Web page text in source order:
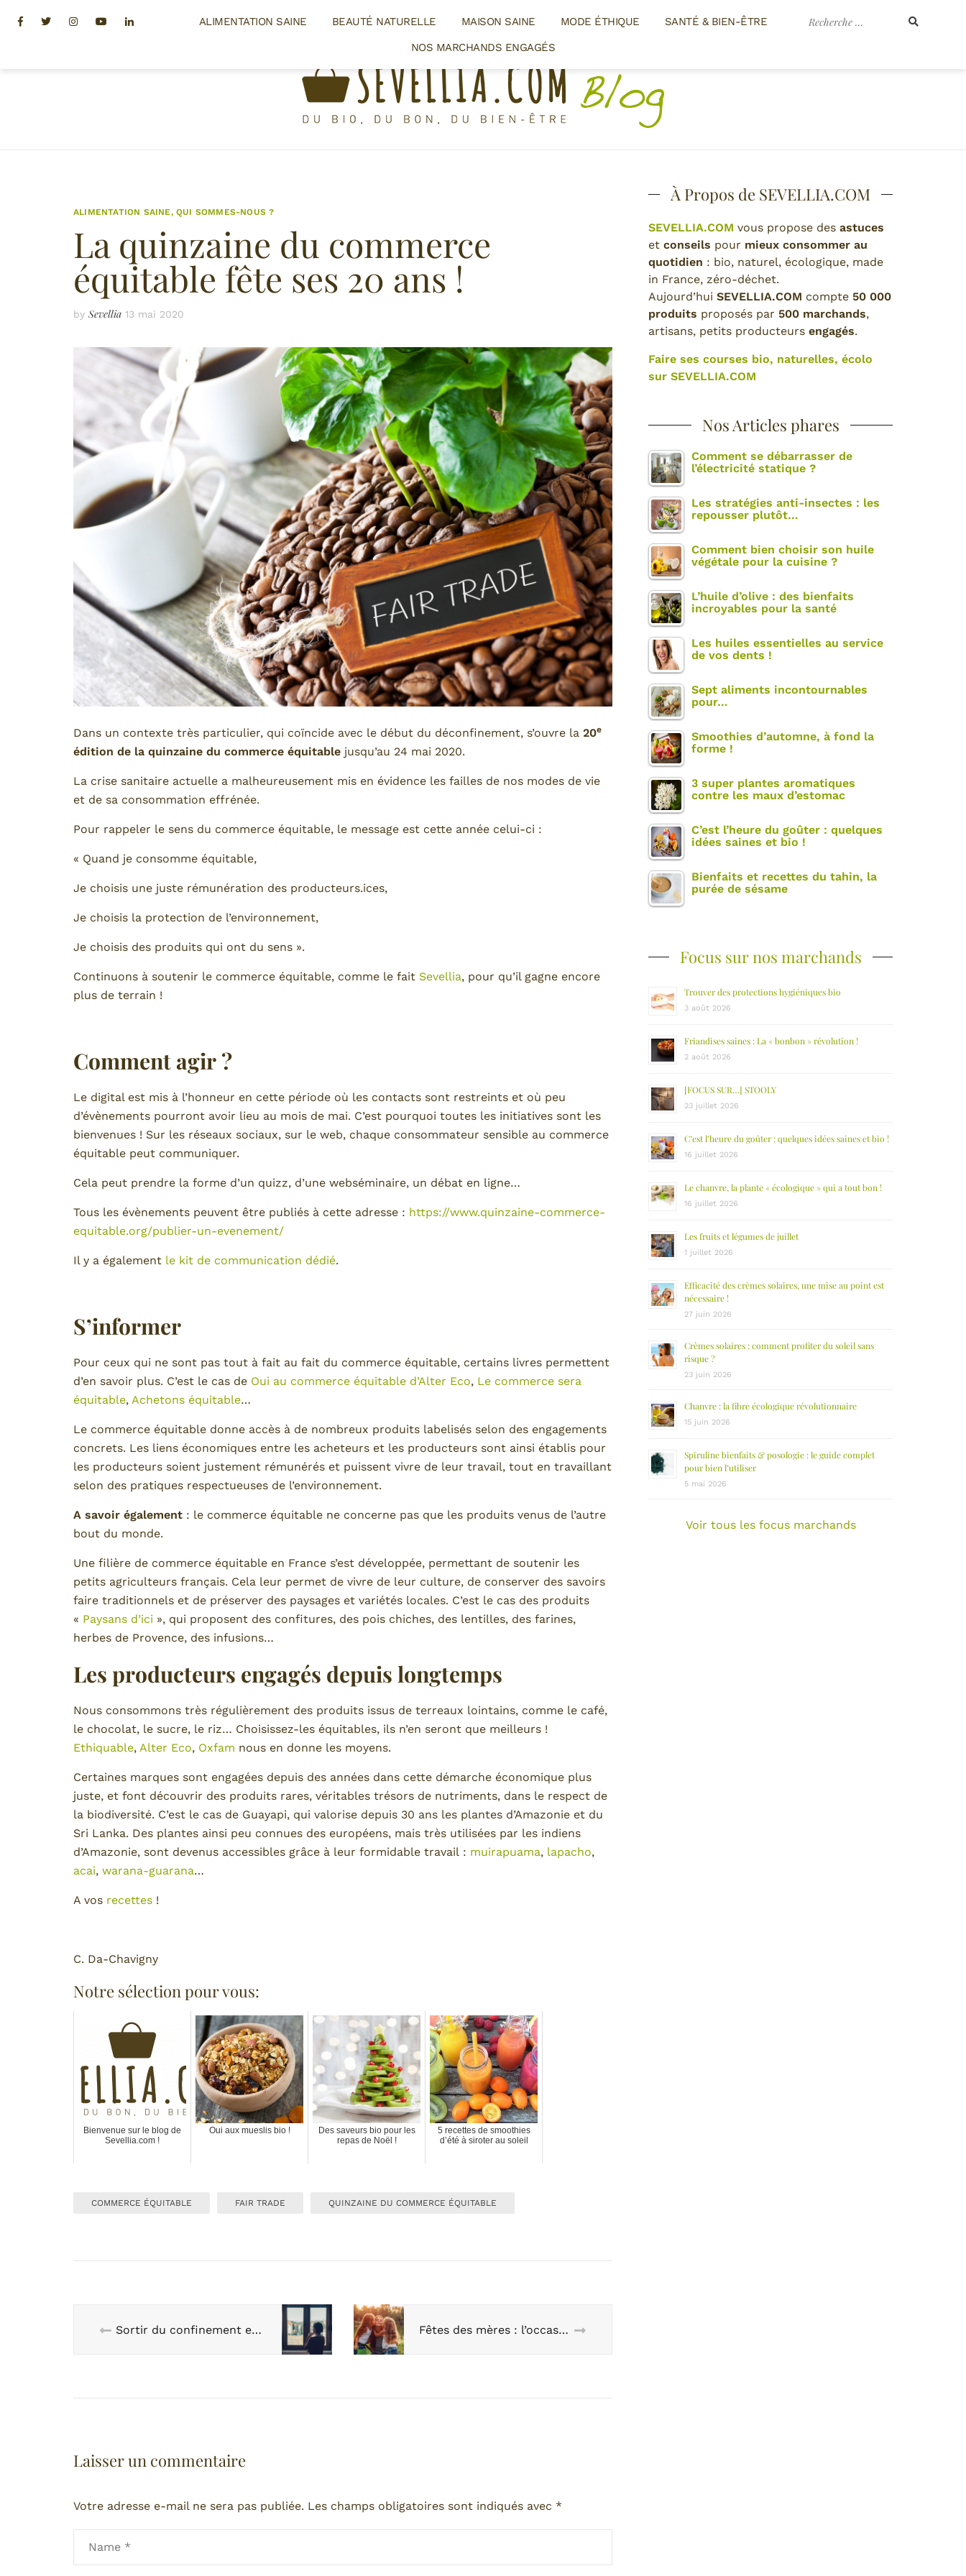
Recherche
ALIMENTATION SAINE BEAUTÉ NATURELLE MAISON SAINE MODE ÉTHIQUE
SANTÉ & BIEN-ÊTRE
NOS MARCHANDS ENGAGÉS
FacebookTwitterInstagramYoutubeLinkedin
ALIMENTATION SAINE,QUI SOMMES-NOUS ?
La quinzaine du commerce
équitable fête ses 20 ans !
by Sevellia 13 mai 2020
Dans un contexte très particulier, qui coïncide avec le début du déconfinement, s’ouvre la 20e
édition de la quinzaine du commerce équitable jusqu’au 24 mai 2020.
La crise sanitaire actuelle a malheureusement mis en évidence les failles de nos modes de vie
et de sa consommation effrénée.
Pour rappeler le sens du commerce équitable, le message est cette année celui-ci :
« Quand je consomme équitable,
Je choisis une juste rémunération des producteurs.ices,
Je choisis la protection de l’environnement,
Je choisis des produits qui ont du sens ».
Continuons à soutenir le commerce équitable, comme le fait Sevellia, pour qu’il gagne encore
plus de terrain !
Comment agir ?
Le digital est mis à l’honneur en cette période où les contacts sont restreints et où peu
d’évènements pourront avoir lieu au mois de mai. C’est pourquoi toutes les initiatives sont les
bienvenues ! Sur les réseaux sociaux, sur le web, chaque consommateur sensible au commerce
équitable peut communiquer.
Cela peut prendre la forme d’un quizz, d’une webséminaire, un débat en ligne…
Tous les évènements peuvent être publiés à cette adresse : https://www.quinzaine-commerce-
equitable.org/publier-un-evenement/
Il y a également le kit de communication dédié.
S’informer
Pour ceux qui ne sont pas tout à fait au fait du commerce équitable, certains livres permettent
d’en savoir plus. C’est le cas de Oui au commerce équitable d’Alter Eco, Le commerce sera
équitable, Achetons équitable…
Le commerce équitable donne accès à de nombreux produits labelisés selon des engagements
concrets. Les liens économiques entre les acheteurs et les producteurs sont ainsi établis pour
les producteurs soient justement rémunérés et puissent vivre de leur travail, tout en travaillant
selon des pratiques respectueuses de l’environnement.
A savoir également : le commerce équitable ne concerne pas que les produits venus de l’autre
bout du monde.
Une filière de commerce équitable en France s’est développée, permettant de soutenir les
petits agriculteurs français. Cela leur permet de vivre de leur culture, de conserver des savoirs
faire traditionnels et de préserver des paysages et variétés locales. C’est le cas des produits
« Paysans d’ici », qui proposent des confitures, des pois chiches, des lentilles, des farines,
herbes de Provence, des infusions…
Les producteurs engagés depuis longtemps
Nous consommons très régulièrement des produits issus de terreaux lointains, comme le café,
le chocolat, le sucre, le riz… Choisissez-les équitables, ils n’en seront que meilleurs !
Ethiquable, Alter Eco, Oxfam nous en donne les moyens.
Certaines marques sont engagées depuis des années dans cette démarche économique plus
juste, et font découvrir des produits rares, véritables trésors de nutriments, dans le respect de
la biodiversité. C’est le cas de Guayapi, qui valorise depuis 30 ans les plantes d’Amazonie et du
Sri Lanka. Des plantes ainsi peu connues des européens, mais très utilisées par les indiens
d’Amazonie, sont devenus accessibles grâce à leur formidable travail : muirapuama, lapacho,
acai, warana-guarana…
A vos recettes !
C. Da-Chavigny
Notre sélection pour vous:
Bienvenue sur le blog de
Sevellia.com !
Oui aux mueslis bio !
Des saveurs bio pour les
repas de Noël !
5 recettes de smoothies
d’été à siroter au soleil
COMMERCE ÉQUITABLE FAIR TRADE QUINZAINE DU COMMERCE ÉQUITABLE
Sortir du confinement en douceur Fêtes des mères : l’occasion de célébrer l’amour en bio !
Laisser un commentaire
Votre adresse e-mail ne sera pas publiée. Les champs obligatoires sont indiqués avec *
À Propos de SEVELLIA.COM
SEVELLIA.COM vous propose des astuces
et conseils pour mieux consommer au
quotidien : bio, naturel, écologique, made
in France, zéro-déchet.
Aujourd’hui SEVELLIA.COM compte 50 000
produits proposés par 500 marchands,
artisans, petits producteurs engagés.
Faire ses courses bio, naturelles, écolo
sur SEVELLIA.COM
Nos Articles phares
Comment se débarrasser de
l’électricité statique ?
Les stratégies anti-insectes : les
repousser plutôt…
Comment bien choisir son huile
végétale pour la cuisine ?
L’huile d’olive : des bienfaits
incroyables pour la santé
Les huiles essentielles au service
de vos dents !
Sept aliments incontournables
pour…
Smoothies d’automne, à fond la
forme !
3 super plantes aromatiques
contre les maux d’estomac
C’est l’heure du goûter : quelques
idées saines et bio !
Bienfaits et recettes du tahin, la
purée de sésame
Focus sur nos marchands
Trouver des protections hygiéniques bio
3 août 2026
Friandises saines : La « bonbon » révolution !
2 août 2026
[FOCUS SUR…] STOOLY
23 juillet 2026
C’est l’heure du goûter : quelques idées saines et bio !
16 juillet 2026
Le chanvre, la plante « écologique » qui a tout bon !
16 juillet 2026
Les fruits et légumes de juillet
1 juillet 2026
Efficacité des crèmes solaires, une mise au point est
nécessaire !
27 juin 2026
Crèmes solaires : comment profiter du soleil sans
risque ?
23 juin 2026
Chanvre : la fibre écologique révolutionnaire
15 juin 2026
Spiruline bienfaits & posologie : le guide complet
pour bien l’utiliser
5 mai 2026
Voir tous les focus marchands